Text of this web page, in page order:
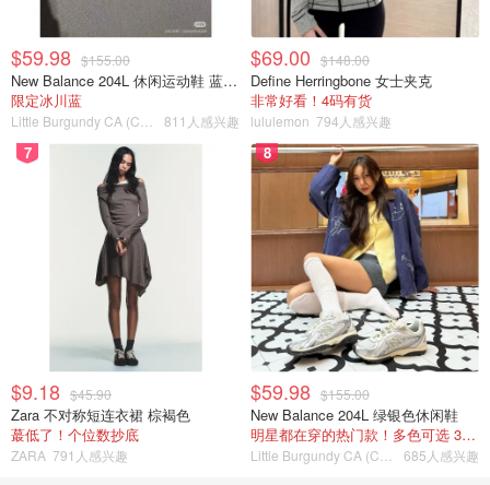
$59.98 $155.00
New Balance 204L 休闲运动鞋 蓝银色
限定冰川蓝
811人感兴趣
$69.00 $148.00
Define Herringbone 女士夹克
非常好看！4码有货
lululemon 794人感兴趣
7
$9.18 $45.90
Zara 不对称短连衣裙 棕褐色
蕞低了！个位数抄底
ZARA 791人感兴趣
8
$59.98 $155.00
New Balance 204L 绿银色休闲鞋
明星都在穿的热门款！多色可选 3.8折
685人感兴趣